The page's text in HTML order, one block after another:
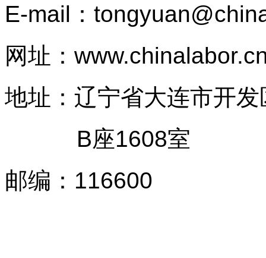
E-mail：
网址：
地址：辽宁省大连市开
B座1608室
邮编 ： 116600